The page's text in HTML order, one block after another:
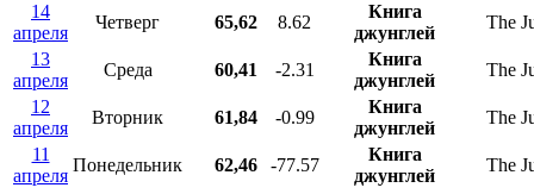
14
апреля
Четверг 65,62 8.62
Книга
джунглей
The
13
апреля
Среда 60,41 -2.31
Книга
джунглей
The
12
апреля
Вторник 61,84 -0.99
Книга
джунглей
The
11
апреля
Понедельник 62,46 -77.57
Книга
джунглей
The